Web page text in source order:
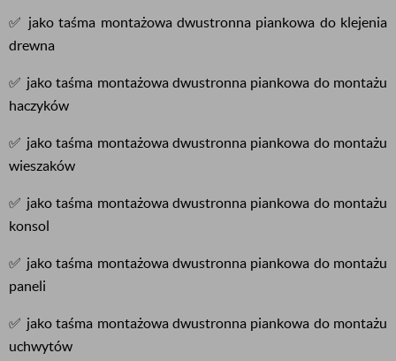
✅ jako taśma montażowa dwustronna piankowa do klejenia
drewna
✅ jako taśma montażowa dwustronna piankowa do montażu
haczyków
✅ jako taśma montażowa dwustronna piankowa do montażu
wieszaków
✅ jako taśma montażowa dwustronna piankowa do montażu
konsol
✅ jako taśma montażowa dwustronna piankowa do montażu
paneli
✅ jako taśma montażowa dwustronna piankowa do montażu
uchwytów